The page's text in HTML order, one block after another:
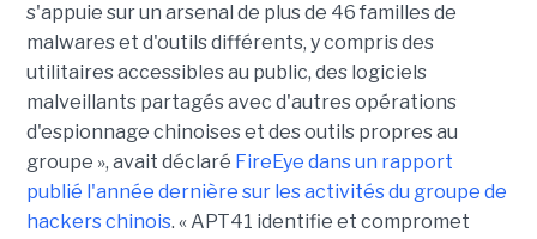
s'appuie sur un arsenal de plus de 46 familles de
malwares et d'outils différents, y compris des
utilitaires accessibles au public, des logiciels
malveillants partagés avec d'autres opérations
d'espionnage chinoises et des outils propres au
groupe », avait déclaré FireEye dans un rapport
publié l'année dernière sur les activités du groupe de
hackers chinois. « APT41 identifie et compromet